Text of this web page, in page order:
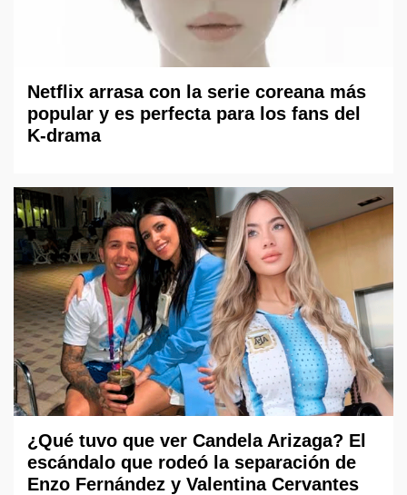
Netflix arrasa con la serie coreana más
popular y es perfecta para los fans del
K-drama
¿Qué tuvo que ver Candela Arizaga? El
escándalo que rodeó la separación de
Enzo Fernández y Valentina Cervantes